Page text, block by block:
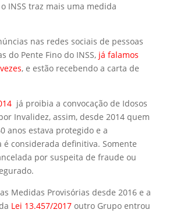
INSS traz mais uma medida
nas redes sociais de pessoas
do Pente Fino do INSS, já falamos
, e estão recebendo a carta de
já proibia a convocação de Idosos
Invalidez, assim, desde 2014 quem
anos estava protegido e a
é considerada definitiva. Somente
por suspeita de fraude ou
Medidas Provisórias desde 2016 e a
Lei 13.457/2017 outro Grupo entrou